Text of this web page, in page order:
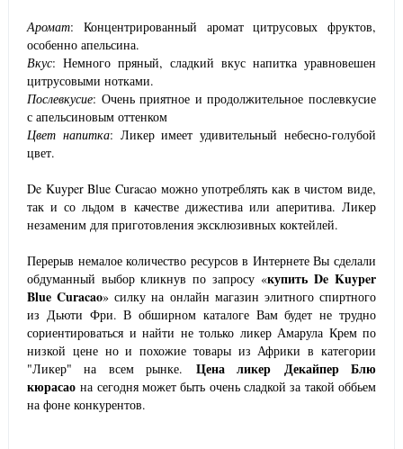
Аромат: Концентрированный аромат цитрусовых фруктов,
особенно апельсина.
Вкус: Немного пряный, сладкий вкус напитка уравновешен
цитрусовыми нотками.
Послевкусие: Очень приятное и продолжительное послевкусие
с апельсиновым оттенком
Цвет напитка: Ликер имеет удивительный небесно-голубой
цвет.
De Kuyper Blue Curacao можно употреблять как в чистом виде,
так и со льдом в качестве дижестива или аперитива. Ликер
незаменим для приготовления эксклюзивных коктейлей.
Перерыв немалое количество ресурсов в Интернете Вы сделали
обдуманный выбор кликнув по запросу «купитьDe Kuyper
Blue Curacao» силку на онлайн магазин элитного спиртного
из Дьюти Фри. В обширном каталоге Вам будет не трудно
сориентироваться и найти не только ликер Амарула Крем по
низкой цене но и похожие товары из Африки в категории
"Ликер" на всем рынке. Цена ликер Декайпер Блю
кюрасаона сегодня может быть очень сладкой за такой оббьем
на фоне конкурентов.